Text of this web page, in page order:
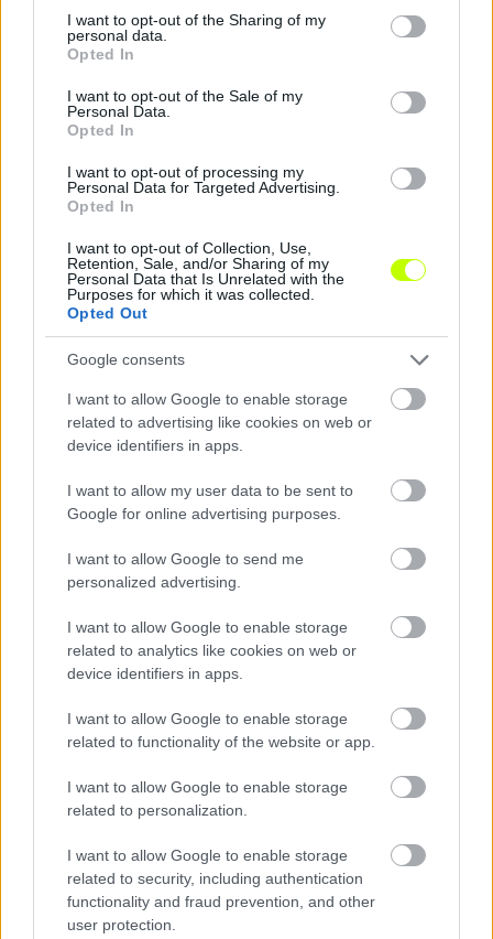
not limited to your visit or usage behaviour. You may click to
grant or deny consent to Google and its third-party tags to
use your data for below specified purposes in below Google
consent section.
I want to opt-out of the Sharing of my
personal data.
Opted In
I want to opt-out of the Sale of my
Personal Data.
Opted In
I want to opt-out of processing my
Personal Data for Targeted Advertising.
Opted In
I want to opt-out of Collection, Use,
Retention, Sale, and/or Sharing of my
Personal Data that Is Unrelated with the
Purposes for which it was collected.
Opted Out
Google consents
I want to allow Google to enable storage
related to advertising like cookies on web or
device identifiers in apps.
I want to allow my user data to be sent to
Google for online advertising purposes.
I want to allow Google to send me
personalized advertising.
I want to allow Google to enable storage
related to analytics like cookies on web or
device identifiers in apps.
I want to allow Google to enable storage
related to functionality of the website or app.
I want to allow Google to enable storage
related to personalization.
I want to allow Google to enable storage
related to security, including authentication
functionality and fraud prevention, and other
user protection.
10. MTK BUDAPEST 33 9
11. DVTK
12. KOLORCITY KAZINCBARCIKA SC 33 6
UnmuteLoaded:
Time
Borítókép forrása: DVSC
Hírek